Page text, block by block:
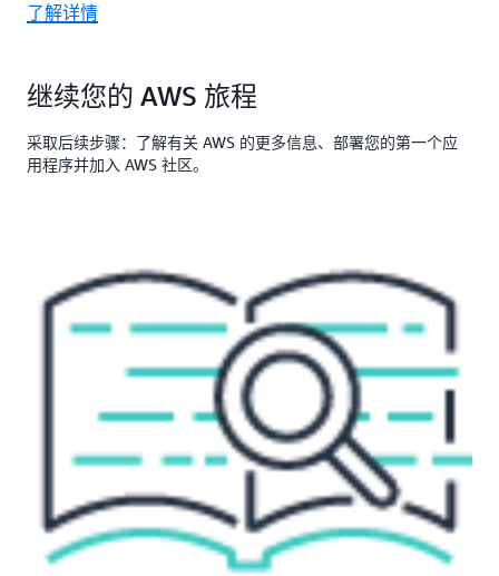
了解详情
继续您的 AWS 旅程
采取后续步骤：了解有关 AWS 的更多信息、部署您的第一个应
用程序并加入 AWS 社区。